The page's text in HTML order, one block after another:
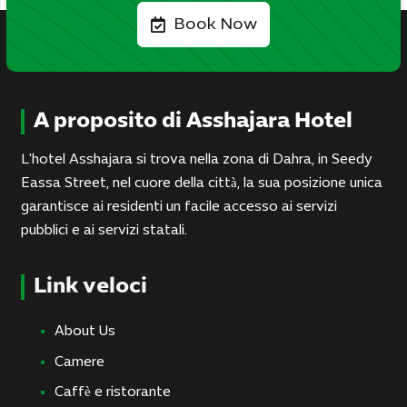
Book Now
A proposito di Asshajara Hotel
L'hotel Asshajara si trova nella zona di Dahra, in Seedy
Eassa Street, nel cuore della città, la sua posizione unica
garantisce ai residenti un facile accesso ai servizi
pubblici e ai servizi statali.
Link veloci
About Us
Camere
Caffè e ristorante